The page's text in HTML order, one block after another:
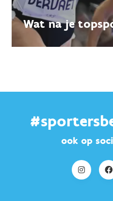
Wat na je
ook op